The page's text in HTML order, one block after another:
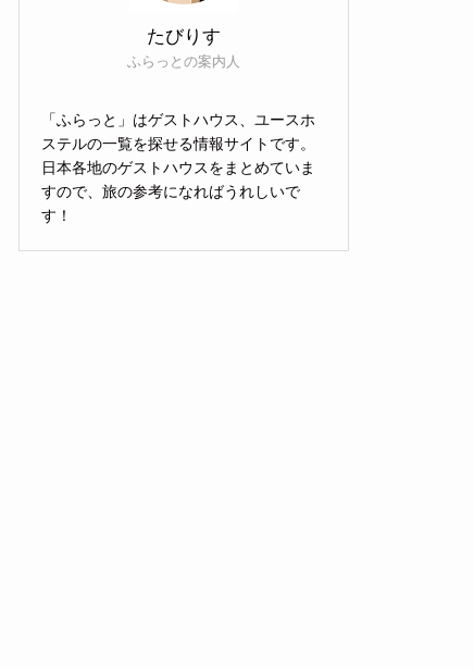
たびりす
ふらっとの案内人
「ふらっと」はゲストハウス、ユースホ
ステルの一覧を探せる情報サイトです。
日本各地のゲストハウスをまとめていま
すので、旅の参考になればうれしいで
す！